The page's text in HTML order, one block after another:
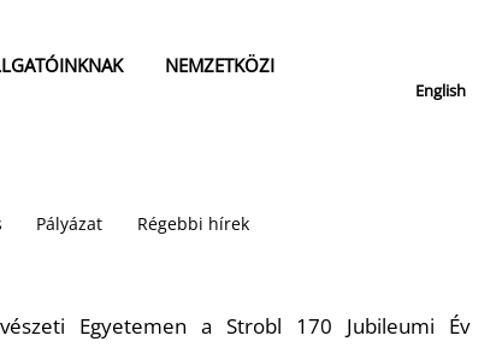
NEMZETKÖZI
English
Pályázat Régebbi hírek
Egyetemen a Strobl 170 Jubileumi Év